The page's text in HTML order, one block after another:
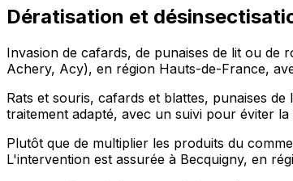
Dératisation et
Invasion de cafards, de punaises de lit ou de
Achery, Acy), en région Hauts-de-France,
Rats et souris, cafards et blattes, punaises
traitement adapté, avec un suivi pour éviter la
Plutôt que de multiplier les produits du
L'intervention est assurée à Becquigny, en